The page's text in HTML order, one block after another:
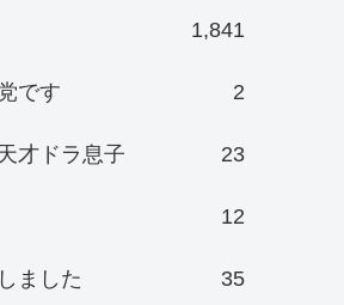
1,841
です 2
才ドラ息子 23
12
ました 35